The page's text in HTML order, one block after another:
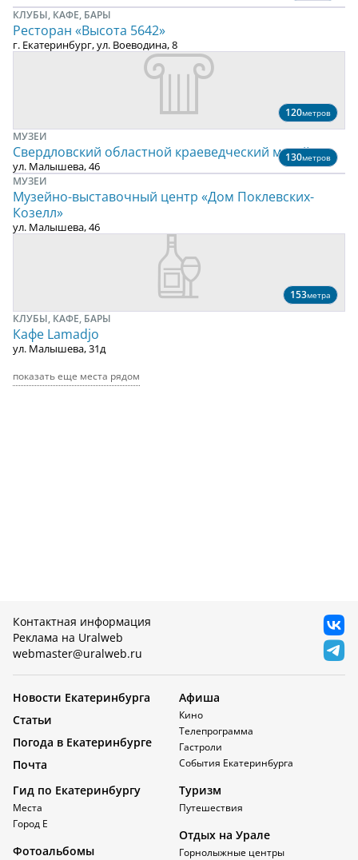
КЛУБЫ, КАФЕ, БАРЫ
Ресторан «Высота 5642»
г. Екатеринбург, ул. Воеводина, 8
120метров
МУЗЕИ
Свердловский областной краеведческий музей
ул. Малышева, 46
130метров
МУЗЕИ
Музейно-выставочный центр «Дом Поклевских-
Козелл»
ул. Малышева, 46
153метра
КЛУБЫ, КАФЕ, БАРЫ
Кафе Lamadjo
ул. Малышева, 31д
показать еще места рядом
Контактная информация
Реклама на Uralweb
webmaster@uralweb.ru
Новости Екатеринбурга
Статьи
Погода в Екатеринбурге
Почта
Афиша
Кино
Телепрограмма
Гастроли
События Екатеринбурга
Гид по Екатеринбургу
Места
Город Е
Фотоальбомы
Туризм
Путешествия
Отдых на Урале
Горнолыжные центры